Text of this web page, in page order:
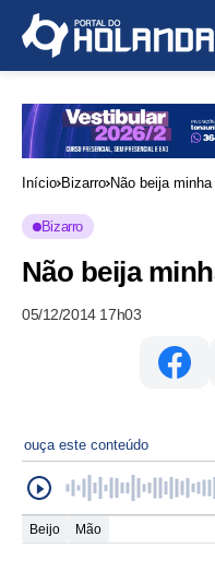
Início Bizarro Não beija
Bizarro
Não beija
05/12/2014 17h03
ouça este conteúdo
Beijo Mão